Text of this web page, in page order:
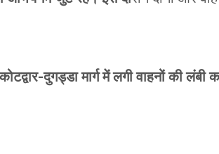
कोटद्वार-दुगड्डा मार्ग में लगी वाहनों की लंबी